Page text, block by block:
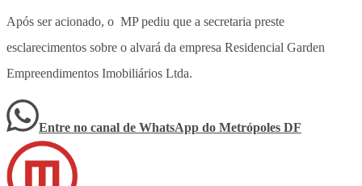
Após ser acionado, o MP pediu que a secretaria preste
esclarecimentos sobre o alvará da empresa Residencial Garden
Empreendimentos Imobiliários Ltda.
Entre no canal de WhatsApp do Metrópoles DF